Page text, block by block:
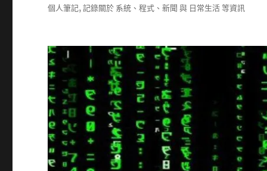
個人筆記, 記錄關於 系統、程式、新聞 與 日常生活 等資訊